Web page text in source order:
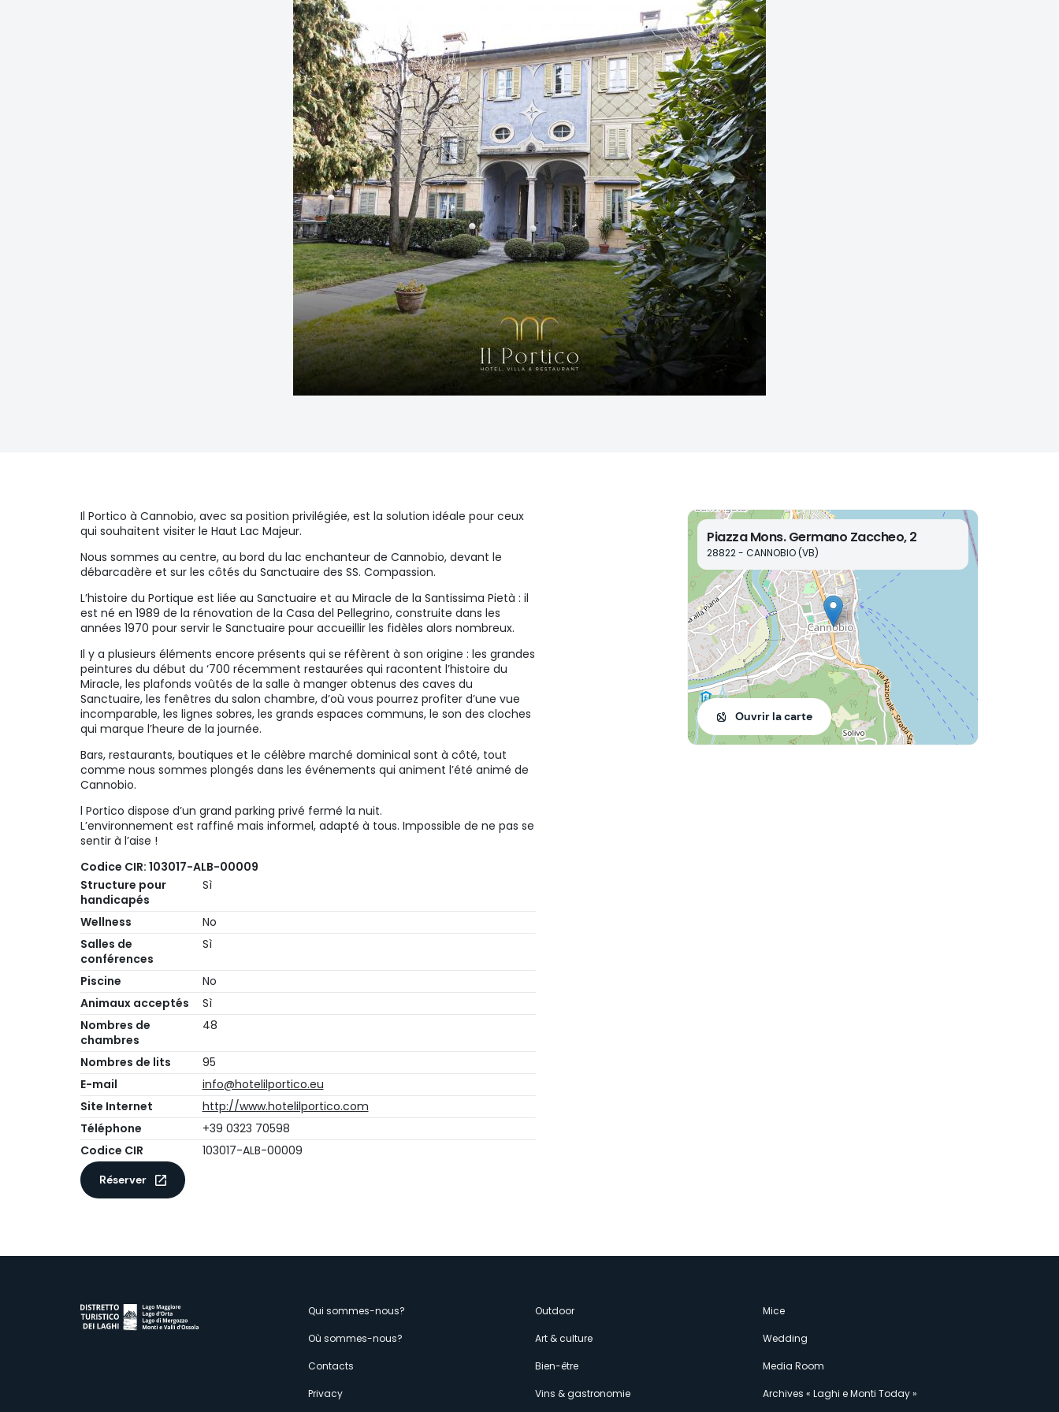
Il Portico à Cannobio, avec sa position privilégiée, est la solution idéale pour ceux
qui souhaitent visiter le Haut Lac Majeur.
Nous sommes au centre, au bord du lac enchanteur de Cannobio, devant le
débarcadère et sur les côtés du Sanctuaire des SS. Compassion.
L’histoire du Portique est liée au Sanctuaire et au Miracle de la Santissima Pietà : il
est né en 1989 de la rénovation de la Casa del Pellegrino, construite dans les
années 1970 pour servir le Sanctuaire pour accueillir les fidèles alors nombreux.
Il y a plusieurs éléments encore présents qui se réfèrent à son origine : les grandes
peintures du début du ‘700 récemment restaurées qui racontent l’histoire du
Miracle, les plafonds voûtés de la salle à manger obtenus des caves du
Sanctuaire, les fenêtres du salon chambre, d’où vous pourrez profiter d’une vue
incomparable, les lignes sobres, les grands espaces communs, le son des cloches
qui marque l’heure de la journée.
Bars, restaurants, boutiques et le célèbre marché dominical sont à côté, tout
comme nous sommes plongés dans les événements qui animent l’été animé de
Cannobio.
l Portico dispose d’un grand parking privé fermé la nuit.
L’environnement est raffiné mais informel, adapté à tous. Impossible de ne pas se
sentir à l’aise !
Codice CIR: 103017-ALB-00009
Structure pour
handicapés
Sì
Wellness
No
Salles de
conférences
Sì
Piscine
No
Animaux acceptés
Sì
Nombres de
chambres
48
Nombres de lits
95
E-mail
info@hotelilportico.eu
Site Internet
http://www.hotelilportico.com
Téléphone
+39 0323 70598
Codice CIR
103017-ALB-00009
Réserver
Piazza Mons. Germano Zaccheo, 2
28822 - CANNOBIO (VB)
Ouvrir la carte
Menù
secondario
Qui sommes-nous?
Où sommes-nous?
Contacts
Privacy
Outdoor
Art & culture
Bien-être
Vins & gastronomie
Mice
Wedding
Media Room
Archives « Laghi e Monti Today »